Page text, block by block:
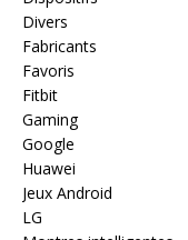
Divers
Fabricants
Favoris
Fitbit
Gaming
Google
Huawei
Jeux Android
LG